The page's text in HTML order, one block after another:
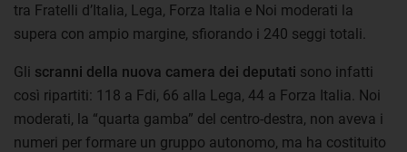
tra Fratelli d’Italia, Lega, Forza Italia e Noi moderati la
supera con ampio margine, sfiorando i 240 seggi totali.
Gli scranni della nuova camera dei deputati sono infatti
così ripartiti: 118 a Fdi, 66 alla Lega, 44 a Forza Italia. Noi
moderati, la “quarta gamba” del centro-destra, non aveva i
numeri per formare un gruppo autonomo, ma ha costituito